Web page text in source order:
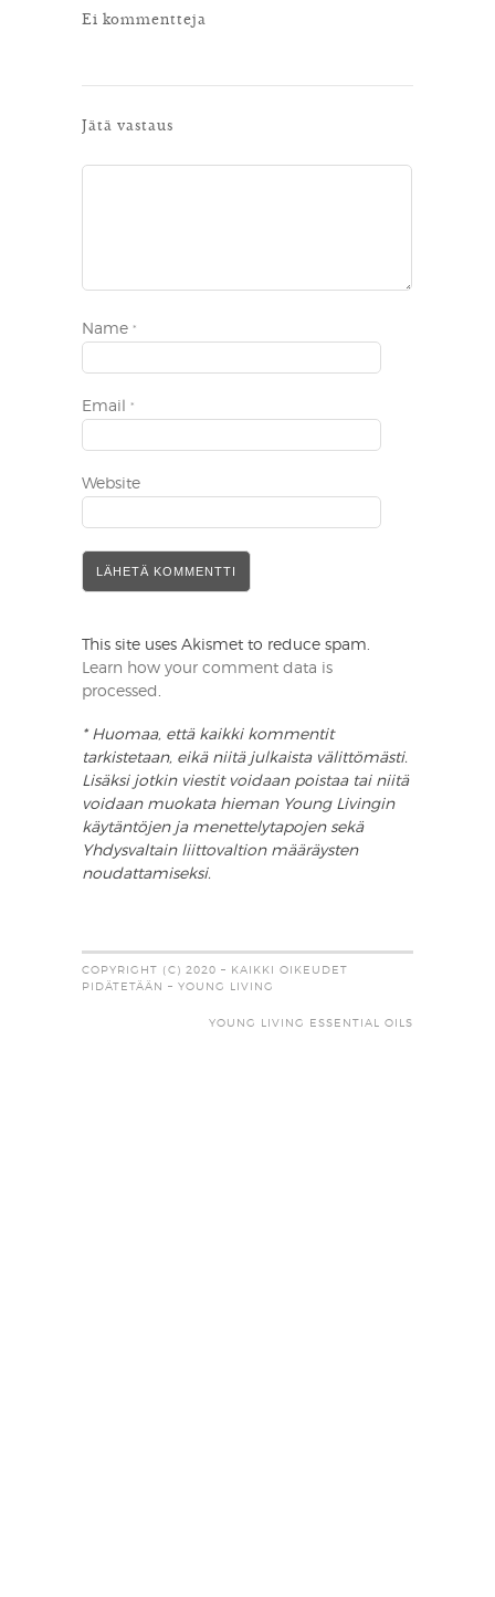
Ei kommentteja
Jätä vastaus
Name *
Email *
Website
This site uses Akismet to reduce spam.
Learn how your comment data is
processed
* Huomaa, että kaikki kommentit
tarkistetaan, eikä niitä julkaista välittömästi.
Lisäksi jotkin viestit voidaan poistaa tai niitä
voidaan muokata hieman Young Livingin
käytäntöjen ja menettelytapojen sekä
Yhdysvaltain liittovaltion määräysten
noudattamiseksi.
COPYRIGHT (C) 2020 – KAIKKI OIKEUDET
PIDÄTETÄÄN – YOUNG LIVING
YOUNG LIVING ESSENTIAL OILS